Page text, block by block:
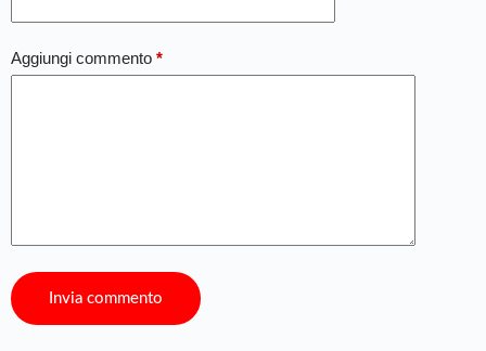
Aggiungi commento *
Invia commento